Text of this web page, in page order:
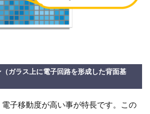
ガラス上に電子回路を形成した背面基
子移動度が高い事が特長です。この